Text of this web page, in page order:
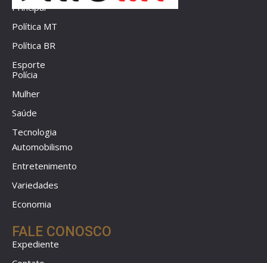
Principal
Política MT
Política BR
Esporte
Polícia
Mulher
Saúde
Tecnologia
Automobilismo
Entretenimento
Variedades
Economia
FALE CONOSCO
Expediente